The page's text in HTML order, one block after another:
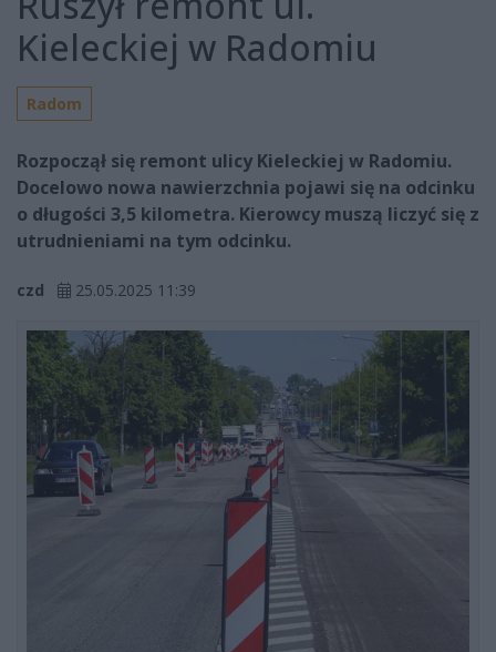
Kieleckiej w Radomiu
Radom
Rozpoczął się remont ulicy Kieleckiej w Radomiu.
Docelowo nowa nawierzchnia pojawi się na odcinku
o długości 3,5 kilometra. Kierowcy muszą liczyć się z
utrudnieniami na tym odcinku.
czd 25.05.2025 11:39